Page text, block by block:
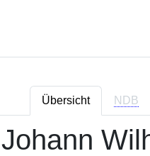
Übersicht NDB